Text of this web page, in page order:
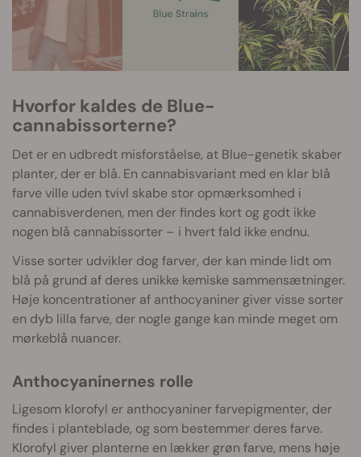
Hvorfor kaldes de Blue-
cannabissorterne?
Det er en udbredt misforståelse, at Blue-genetik skaber
planter, der er blå. En cannabisvariant med en klar blå
farve ville uden tvivl skabe stor opmærksomhed i
cannabisverdenen, men der findes kort og godt ikke
nogen blå cannabissorter – i hvert fald ikke endnu.
Visse sorter udvikler dog farver, der kan minde lidt om
blå på grund af deres unikke kemiske sammensætninger.
Høje koncentrationer af anthocyaniner giver visse sorter
en dyb lilla farve, der nogle gange kan minde meget om
mørkeblå nuancer.
Anthocyaninernes rolle
Ligesom klorofyl er anthocyaniner farvepigmenter, der
findes i planteblade, og som bestemmer deres farve.
Klorofyl giver planterne en lækker grøn farve, mens høje